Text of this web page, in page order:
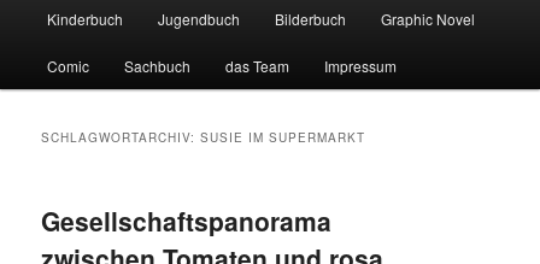
Kinderbuch Jugendbuch Bilderbuch Graphic Novel
Comic Sachbuch das Team Impressum
SCHLAGWORTARCHIV:SUSIE IM SUPERMARKT
Gesellschaftspanorama